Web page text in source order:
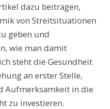
dazu beitragen,
von Streitsituationen
geben und
wie man damit
steht die Gesundheit
an erster Stelle,
Aufmerksamkeit in die
zu investieren.